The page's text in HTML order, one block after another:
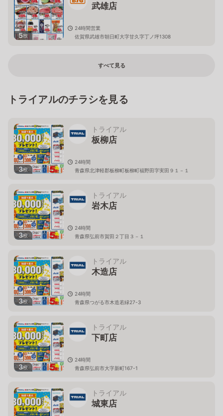
5枚
武雄店
24時間営業
佐賀県武雄市朝日町大字甘久字丁ノ坪1308
すべて見る
トライアルのチラシを見る
3枚
トライアル
板柳店
24時間
青森県北津軽郡板柳町板柳町福野田字実田９１－１
3枚
トライアル
岩木店
24時間
青森県弘前市賀田２丁目３－１
3枚
トライアル
木造店
24時間
青森県つがる市木造若緑27-3
3枚
トライアル
下町店
24時間
青森県弘前市大字新町167-1
トライアル
城東店